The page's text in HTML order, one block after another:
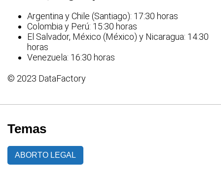
Argentina y Chile (Santiago): 17:30 horas
Colombia y Perú: 15:30 horas
El Salvador, México (México) y Nicaragua: 14:30
horas
Venezuela: 16:30 horas
© 2023 DataFactory
Temas
ABORTO LEGAL